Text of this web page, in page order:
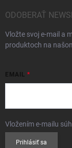
ODOBERAŤ
Vložte svoj e-mail a
produktoch na
EMAIL
Vložením e-mailu
Prihlásiť sa